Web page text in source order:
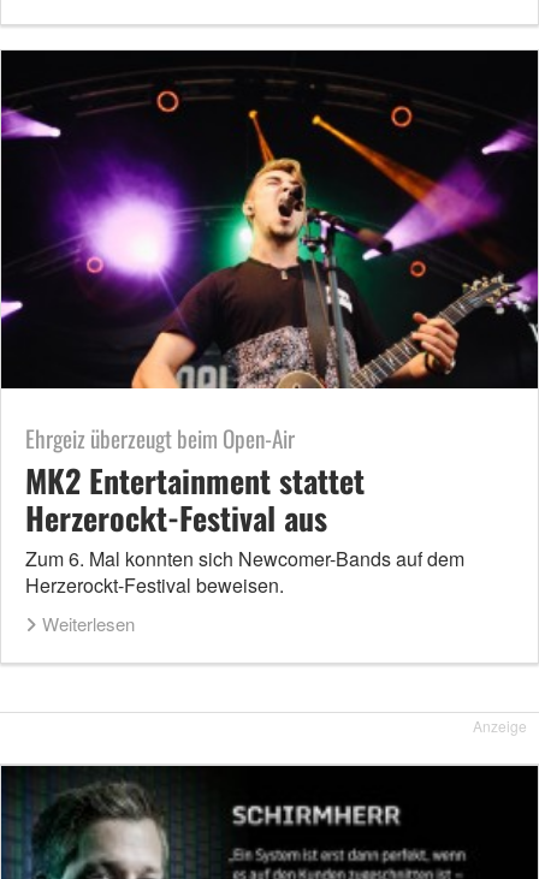
Ehrgeiz überzeugt beim Open-Air
MK2 Entertainment stattet
Herzerockt-Festival aus
Zum 6. Mal konnten sich Newcomer-Bands auf dem
Herzerockt-Festival beweisen.
Weiterlesen
Anzeige